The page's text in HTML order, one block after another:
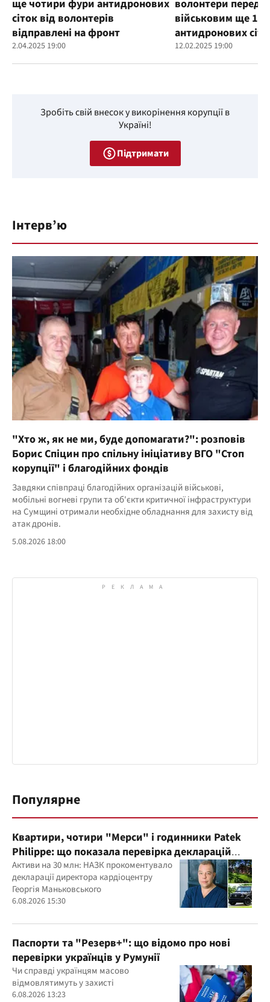
ще чотири фури антидронових
сіток від волонтерів
відправлені на фронт
2.04.2025 19:00
волонтери
військовим ще
антидронових
12.02.2025 19:00
Зробіть свій внесок у викорінення корупції в
Україні!
Підтримати
Інтерв’ю
"Хто ж, як не ми, буде допомагати?": розповів
Борис Спіцин про спільну ініціативу ВГО "Стоп
корупції" і благодійних фондів
Завдяки співпраці благодійних організацій військові,
мобільні вогневі групи та об'єкти критичної інфраструктури
на Сумщині отримали необхідне обладнання для захисту від
атак дронів.
5.08.2026 18:00
Популярне
Квартири, чотири "Мерси" і годинники Patek
Philippe: що показала перевірка декларацій
керівника дитячого кардіоцентру
Маньковського і що каже НАЗК?
Активи на 30 млн: НАЗК прокоментувало
декларації директора кардіоцентру
Георгія Маньковського
6.08.2026 15:30
Паспорти та "Резерв+": що відомо про нові
перевірки українців у Румунії
Чи справді українцям масово
відмовлятимуть у захисті
6.08.2026 13:23